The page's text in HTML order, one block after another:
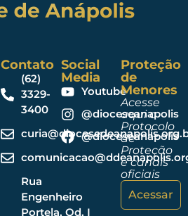
Contato
(62)
3329-
3400
Rua
Engenheiro
Portela, Qd. I
Social
Media
Youtube
@dioceseanapolis
@dioceseanapolis
Proteção
de
Menores
Acesse
aqui o
Protocolo
de
Proteção
e canais
oficiais
Acessar